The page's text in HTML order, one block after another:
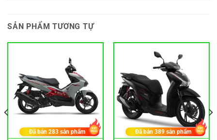
SẢN PHẨM TƯƠNG TỰ
Đã bán283 sản phẩm Đã bán389 sản phẩm